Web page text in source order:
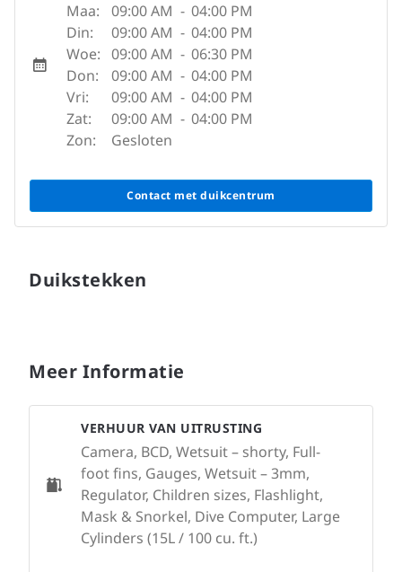
Maa: 09:00 AM - 04:00 PM
Din:
09:00 AM - 04:00 PM
Woe: 09:00 AM - 06:30 PM
Don:
09:00 AM - 04:00 PM
Vri:
09:00 AM - 04:00 PM
Zat:
09:00 AM - 04:00 PM
Zon:
Gesloten
Contact met duikcentrum
Duikstekken
Meer Informatie
VERHUUR VAN UITRUSTING
Camera, BCD, Wetsuit – shorty, Full-
foot fins, Gauges, Wetsuit – 3mm,
Regulator, Children sizes, Flashlight,
Mask & Snorkel, Dive Computer, Large
Cylinders (15L / 100 cu. ft.)